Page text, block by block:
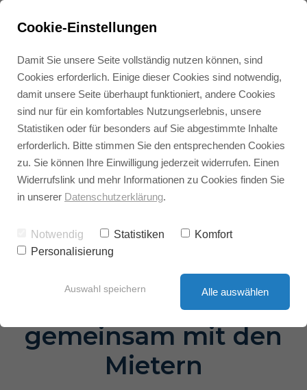
Digitalisierung
Drupal
Den Sanierungsstau
überwinden –
gemeinsam mit den
Mietern
Cookie-Einstellungen
Damit Sie unsere Seite vollständig nutzen können, sind
Cookies erforderlich. Einige dieser Cookies sind notwendig,
damit unsere Seite überhaupt funktioniert, andere Cookies
sind nur für ein komfortables Nutzungserlebnis, unsere
Statistiken oder für besonders auf Sie abgestimmte Inhalte
erforderlich. Bitte stimmen Sie den entsprechenden Cookies
zu. Sie können Ihre Einwilligung jederzeit widerrufen. Einen
Widerrufslink und mehr Informationen zu Cookies finden Sie
in unserer Datenschutzerklärung.
Notwendig Statistiken
Komfort
Personalisierung
Auswahl speichern Alle auswählen